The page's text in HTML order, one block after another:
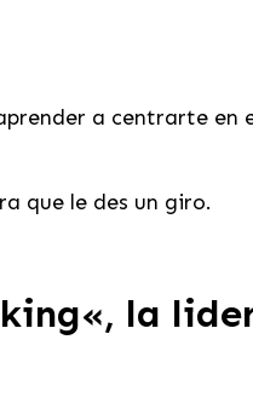
a centrarte en
que le des un giro.
«, la